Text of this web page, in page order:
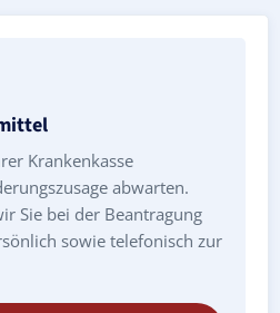
Krankenkasse
abwarten.
Sie bei der Beantragung
sowie telefonisch zur